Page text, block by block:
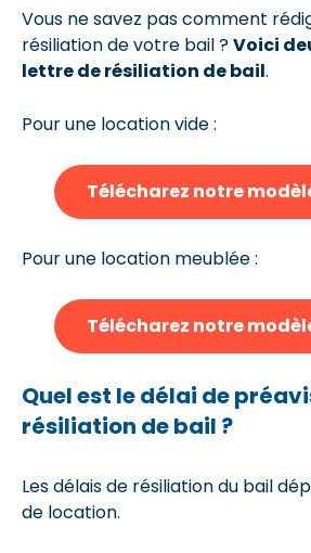
Vous ne savez pas comment
résiliation de votre bail ?Voici
lettre de résiliation de bail.
Pour une location vide :
Télécharez notre
Pour une location meublée :
Télécharez notre
Quel est le délai de
résiliation de bail ?
Les délais de résiliation du bail
de location.